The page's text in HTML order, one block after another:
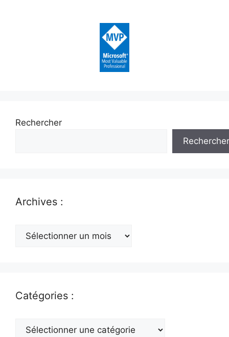
Rechercher
Rechercher
Archives :
Archives
Catégories :
Catégories